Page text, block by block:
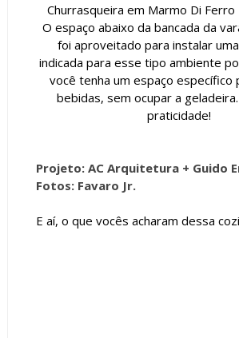
Churrasqueira em Marmo Di Ferro
O espaço abaixo da bancada da
foi aproveitado para instalar
indicada para esse tipo ambiente
você tenha um espaço específico
bebidas, sem ocupar a
praticidade!
Projeto: AC Arquitetura + Guido
Fotos: Favaro Jr.
E aí, o que vocês acharam dessa